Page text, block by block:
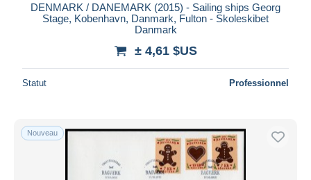
iDeal
Résidence du vendeur
DENMARK / DANEMARK (2015) - Sailing ships Georg
Stage, Kobenhavn, Danmark, Fulton - Skoleskibet
Danmark
± 4,61 $US
Statut Professionnel
Nouveau